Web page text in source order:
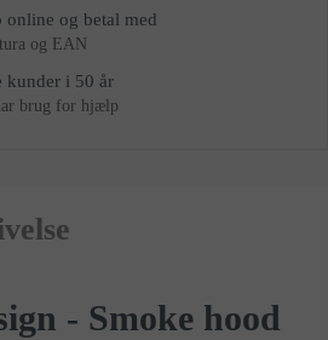
online og betal med
og EAN
kunder i 50 år
brug for hjælp
- Smoke hood